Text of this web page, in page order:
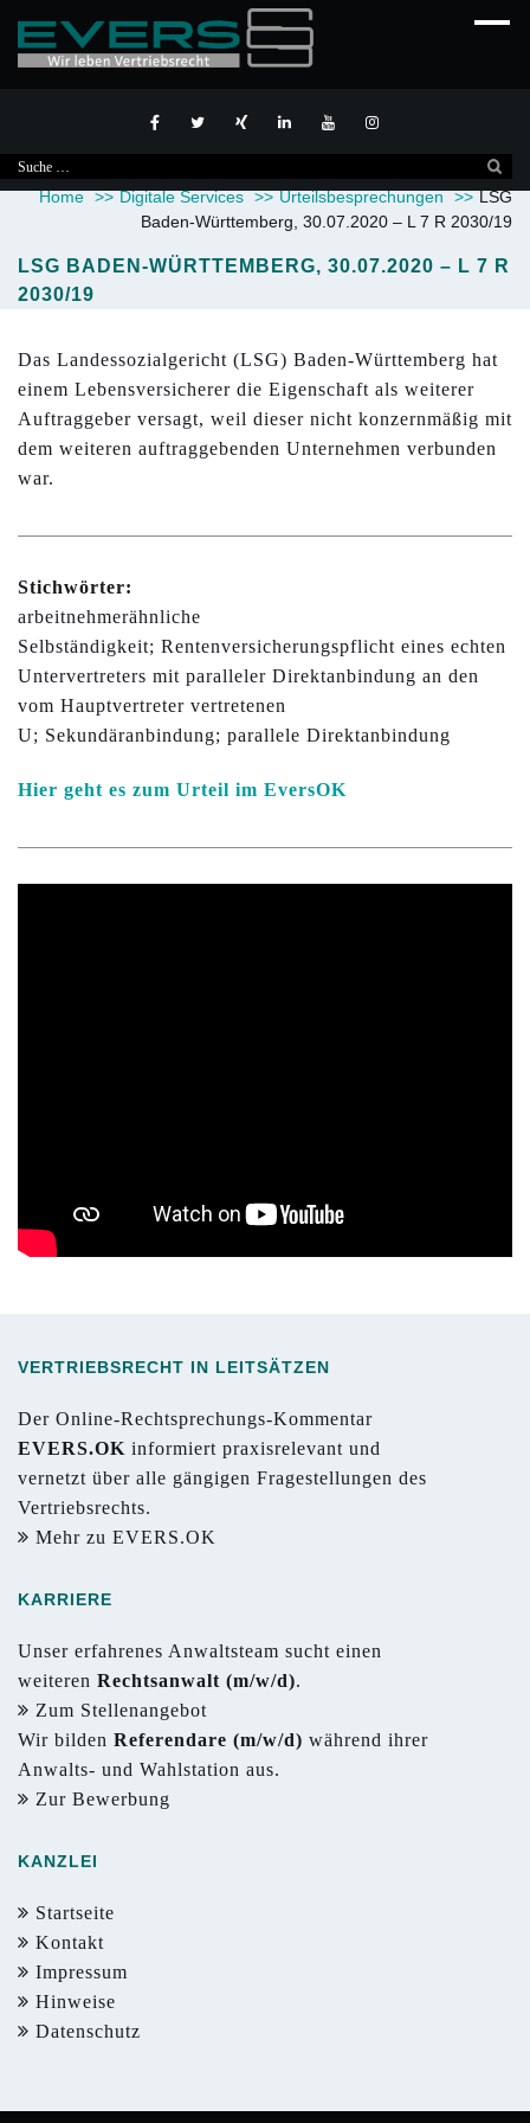
Suche
nach:Home >> Digitale Services >> Urteilsbesprechungen >> LSG
Baden-Württemberg, 30.07.2020 – L 7 R 2030/19
LSG BADEN-WÜRTTEMBERG, 30.07.2020 – L 7 R
2030/19
Das Landessozialgericht (LSG) Baden-Württemberg hat
einem Lebensversicherer die Eigenschaft als weiterer
Auftraggeber versagt, weil dieser nicht konzernmäßig mit
dem weiteren auftraggebenden Unternehmen verbunden
war.
Stichwörter:
arbeitnehmerähnliche
Selbständigkeit; Rentenversicherungspflicht eines echten
Untervertreters mit paralleler Direktanbindung an den
vom Hauptvertreter vertretenen
U; Sekundäranbindung; parallele Direktanbindung
Hier geht es zum Urteil im EversOK
VERTRIEBSRECHT IN LEITSÄTZEN
Der Online-Rechtsprechungs-Kommentar
EVERS.OK informiert praxisrelevant und
vernetzt über alle gängigen Fragestellungen des
Vertriebsrechts.
Mehr zu EVERS.OK
KARRIERE
Unser erfahrenes Anwaltsteam sucht einen
weiteren Rechtsanwalt (m/w/d).
Zum Stellenangebot
Wir bilden Referendare (m/w/d) während ihrer
Anwalts- und Wahlstation aus.
Zur Bewerbung
KANZLEI
Startseite
Kontakt
Impressum
Hinweise
Datenschutz